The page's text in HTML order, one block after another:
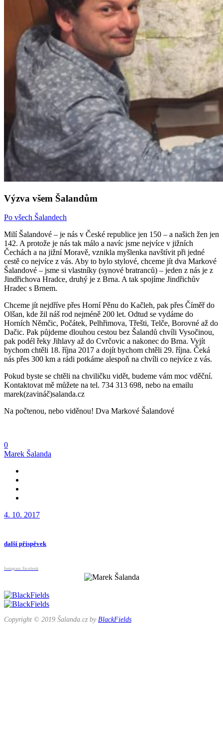
Výzva všem Šalandům
Po všech Šalandech
Milí Šalandové – je nás v České republice jen 150 – a našich žen jen
142. A protože je nás tak málo a navíc jsme nejvíce v jižních
Čechách a na jižní Moravě, vznikla myšlenka navštívit při jedné
cestě co nejvíce z vás. Aby to bylo stylové, chceme jít dva Markové
Šalandové – jsme si vlastníky (synové bratranců) – jeden z nás je z
Jindřichova Hradce, druhý je z Brna. A tak spojíme Jindřichův
Hradec s Brnem.
Chceme jít nejdříve přes Horní Pěnu do Kačleh, pak přes Číměř do
Olšan, kde žil náš rod nejméně 200 let. Odtud se vydáme do
Horních Němčic, Počátek, Pelhřimova, Třešti, Telče, Borovné až do
Dačic. Pak půjdeme dlouhou cestou bez Šalandů chvíli Vysočinou,
pak podél řeky Jihlavy až do Cvrčovic a nakonec do Brna. Vyjít
bychom chtěli 18. října 2017 a dojít bychom chtěli 29. října. Čeká
nás přes 300 km a rádi potkáme alespoň na chvíli co nejvíce z vás.
Pokud byste se chtěli na chviličku vidět, budeme vám moc vděční.
Kontaktovat mě můžete na tel. 734 313 698, nebo na emailu
marek(zavináč)salanda.cz
Na počtenou, nebo viděnou! Dva Markové Šalandové
0
Marek Šalanda
4. 10. 2017
další příspěvek
Instagram Facebook
Copyright © 2019 Šalanda.cz by BlackFields